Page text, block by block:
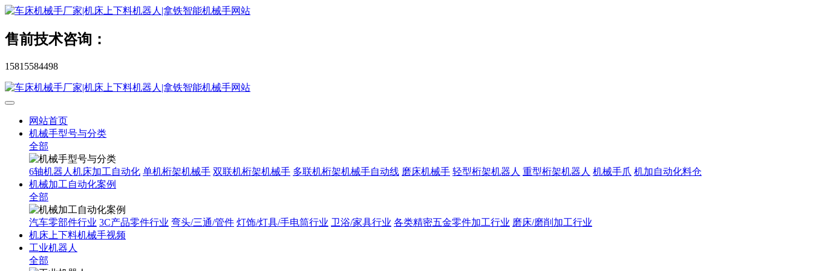
售前技术咨询：
15815584498
网站首页
机械手型号与分类
全部
6轴机器人机床加工自动化 单机桁架机械手 双联机桁架机械手 多联机桁架机械手自动线 磨床机械手 轻型桁架机器人 重型桁架机器人 机械手爪 机加自动化料仓
机械加工自动化案例
全部
汽车零部件行业 3C产品零件行业 弯头/三通/管件 灯饰/灯具/手电筒行业 卫浴/家具行业 各类精密五金零件加工行业 磨床/磨削加工行业
机床上下料机械手视频
工业机器人
全部